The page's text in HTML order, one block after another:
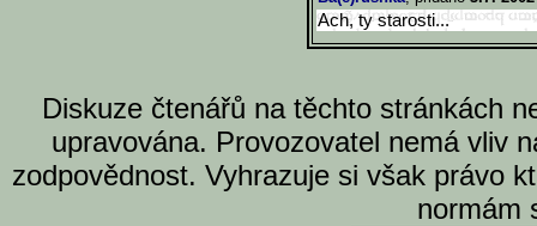
Ach, ty starosti...
Diskuze čtenářů na těchto stránkách
upravována. Provozovatel nemá vliv
zodpovědnost. Vyhrazuje si však právo
normám